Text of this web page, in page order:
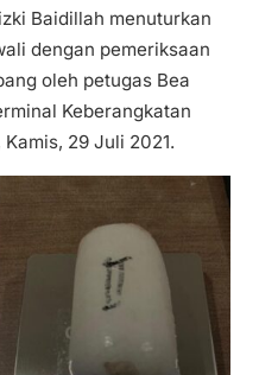
Baidillah menuturkan
dengan pemeriksaan
oleh petugas Bea
Keberangkatan
29 Juli 2021.